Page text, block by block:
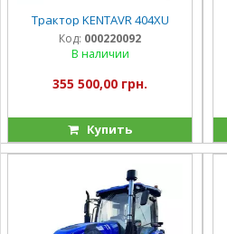
Трактор KENTAVR 404XU
Код: 000220092
В наличии
355 500,00 грн.
Купить